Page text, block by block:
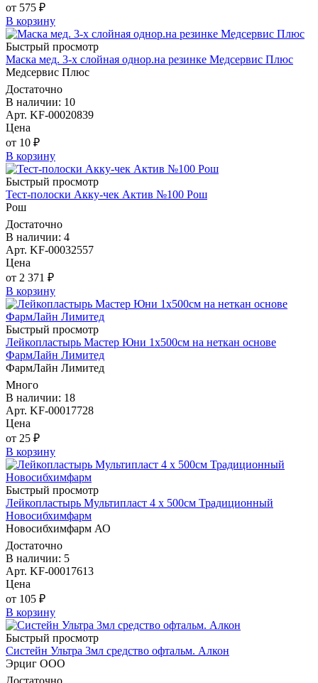
от 575 ₽
В корзину
Быстрый просмотр
Маска мед. 3-х слойная однор.на резинке Медсервис Плюс
Медсервис Плюс
Достаточно
В наличии: 10
Арт. KF-00020839
Цена
от 10 ₽
В корзину
Быстрый просмотр
Тест-полоски Акку-чек Актив №100 Рош
Рош
Достаточно
В наличии: 4
Арт. KF-00032557
Цена
от 2 371 ₽
В корзину
Быстрый просмотр
Лейкопластырь Мастер Юни 1х500см на неткан основе
ФармЛайн Лимитед
ФармЛайн Лимитед
Много
В наличии: 18
Арт. KF-00017728
Цена
от 25 ₽
В корзину
Быстрый просмотр
Лейкопластырь Мультипласт 4 х 500см Традиционный
Новосибхимфарм
Новосибхимфарм АО
Достаточно
В наличии: 5
Арт. KF-00017613
Цена
от 105 ₽
В корзину
Быстрый просмотр
Систейн Ультра 3мл средство офтальм. Алкон
Эрциг ООО